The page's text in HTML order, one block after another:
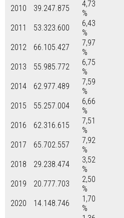
2010
39.247.875
4,73
%
2011
53.323.600
6,43
%
2012
66.105.427
7,97
%
2013
55.985.772
6,75
%
2014
62.977.489
7,59
%
2015
55.257.004
6,66
%
2016
62.316.615
7,51
%
2017
65.702.557
7,92
%
2018
29.238.474
3,52
%
2019
20.777.703
2,50
%
2020
14.148.746
1,70
%